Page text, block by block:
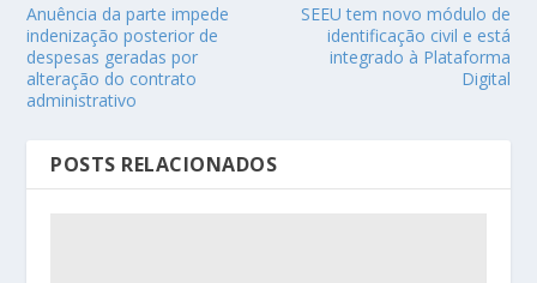
Anuência da parte impede
indenização posterior de
despesas geradas por
alteração do contrato
administrativo
SEEU tem novo módulo de
identificação civil e está
integrado à Plataforma
Digital
POSTS RELACIONADOS